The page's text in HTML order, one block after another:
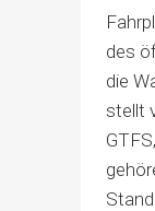
des
die
stellt